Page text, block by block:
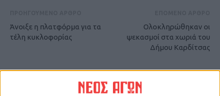
Άνοιξε η πλατφόρμα για τα
τέλη κυκλοφορίας
Ολοκληρώθηκαν οι
ψεκασμοί στα χωριά του
Δήμου Καρδίτσας